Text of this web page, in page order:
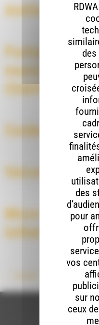
Antifada
Portrait de la
municipale
Châtillon-en-
Cordes
Vercors
Micro Contact
lutherie
des
des
pour
vos
sur
ceux